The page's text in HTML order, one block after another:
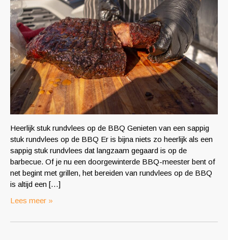
Heerlijk stuk rundvlees op de BBQ Genieten van een sappig
stuk rundvlees op de BBQ Er is bijna niets zo heerlijk als een
sappig stuk rundvlees dat langzaam gegaard is op de
barbecue. Of je nu een doorgewinterde BBQ-meester bent of
net begint met grillen, het bereiden van rundvlees op de BBQ
is altijd een […]
Lees meer »